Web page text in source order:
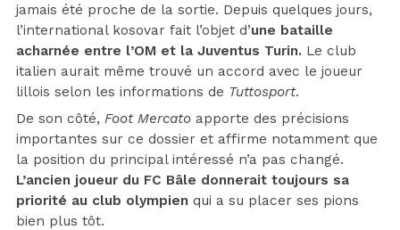
jamais été proche de la sortie. Depuis quelques jours,
l’international kosovar fait l’objet d’une bataille
acharnée entre l’OM et la Juventus Turin. Le club
italien aurait même trouvé un accord avec le joueur
lillois selon les informations de Tuttosport.
De son côté, Foot Mercato apporte des précisions
importantes sur ce dossier et affirme notamment que
la position du principal intéressé n’a pas changé.
L’ancien joueur du FC Bâle donnerait toujours sa
priorité au club olympien qui a su placer ses pions
bien plus tôt.